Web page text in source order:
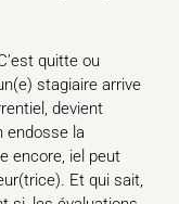
quitte ou
stagiaire arrive
devient
endosse la
encore, iel peut
Et qui sait,